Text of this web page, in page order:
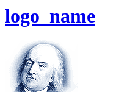
logo_name